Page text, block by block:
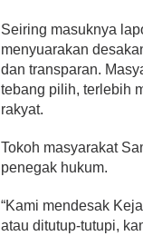
Seiring masuknya
menyuarakan
dan transparan.
tebang pilih, terlebih
rakyat.
Tokoh masyarakat
penegak hukum.
“Kami mendesak
atau ditutup-tutupi,